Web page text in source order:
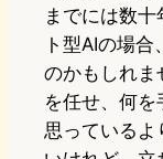
までには数
ト型AIの場
のかもしれま
を任せ、何を
思っているよ